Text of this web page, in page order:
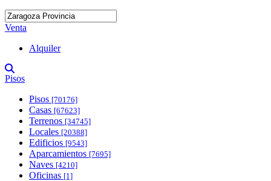
Venta
Alquiler
Pisos
Pisos [70176]
Casas [67623]
Terrenos [34745]
Locales [20388]
Edificios [9543]
Aparcamientos [7695]
Naves [4210]
Oficinas [1]